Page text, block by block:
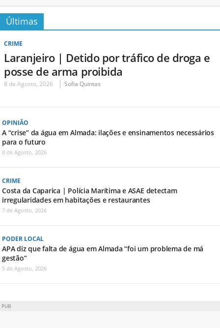
Últimas
CRIME
Laranjeiro | Detido por tráfico de droga e
posse de arma proibida
8 de Agosto, 2026 Sofia Quintas
OPINIÃO
A “crise” da água em Almada: ilações e ensinamentos necessários
para o futuro
8 de Agosto, 2026
CRIME
Costa da Caparica | Polícia Marítima e ASAE detectam
irregularidades em habitações e restaurantes
7 de Agosto, 2026
PODER LOCAL
APA diz que falta de água em Almada “foi um problema de má
gestão”
5 de Agosto, 2026
PUB